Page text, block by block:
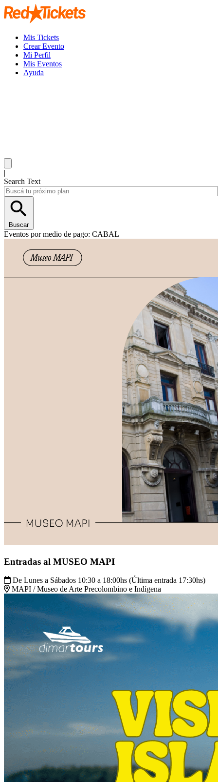
Mis Tickets
Crear Evento
Mi Perfil
Mis Eventos
Ayuda
|
Search Text
Buscar
Eventos por medio de pago: CABAL
Entradas al MUSEO MAPI
De Lunes a Sábados 10:30 a 18:00hs (Última entrada 17:30hs)
MAPI / Museo de Arte Precolombino e Indígena